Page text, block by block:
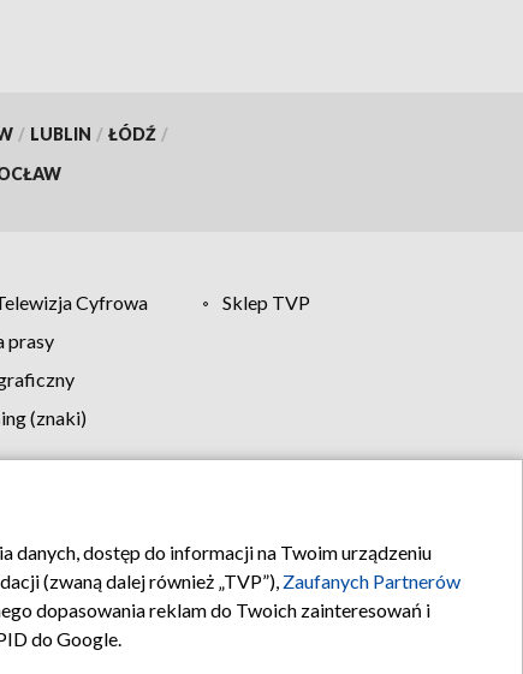
/ LUBLIN / ŁÓDŹ /
Cyfrowa
Sklep TVP
prasy
(znaki)
Kontakt
danych, dostęp do informacji na Twoim urządzeniu
(zwaną dalej również „TVP”), Zaufanych Partnerów
dopasowania reklam do Twoich zainteresowań i
do Google.